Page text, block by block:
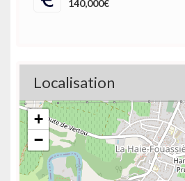
140,000€
Localisation
+
−